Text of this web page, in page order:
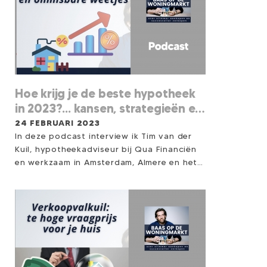
Hoe krijg je de beste hypotheek
in 2023?... kansen, strategieën en
onmisbare weetjes!
24 FEBRUARI 2023
In deze podcast interview ik Tim van der
Kuil, hypotheekadviseur bij Qua Financiën
en werkzaam in Amsterdam, Almere en het
als koper moet zetten bij het aanvragen
van een hypotheek. We bespreken hoe je
de goedkeuring van je hypotheekaanvraag
kunt versnellen, maar ook hoe je kunt
inspelen op kansen die zich voordoen in de
huidige markt om de best passende